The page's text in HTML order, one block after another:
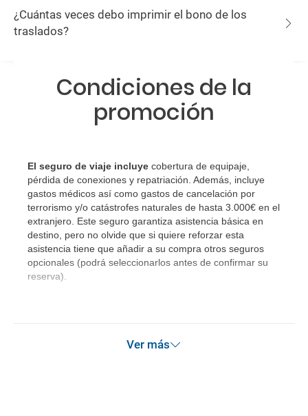
¿Cuántas veces debo imprimir el bono de los
traslados?
Condiciones de la
promoción
El seguro de viaje incluye cobertura de equipaje,
pérdida de conexiones y repatriación. Además, incluye
gastos médicos así como gastos de cancelación por
terrorismo y/o catástrofes naturales de hasta 3.000€ en el
extranjero. Este seguro garantiza asistencia básica en
destino, pero no olvide que si quiere reforzar esta
asistencia tiene que añadir a su compra otros seguros
opcionales (podrá seleccionarlos antes de confirmar su
reserva).
Ver más